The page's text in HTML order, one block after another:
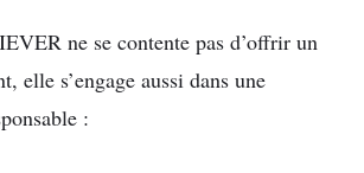
ne se contente pas d’offrir un
elle s’engage aussi dans une
: